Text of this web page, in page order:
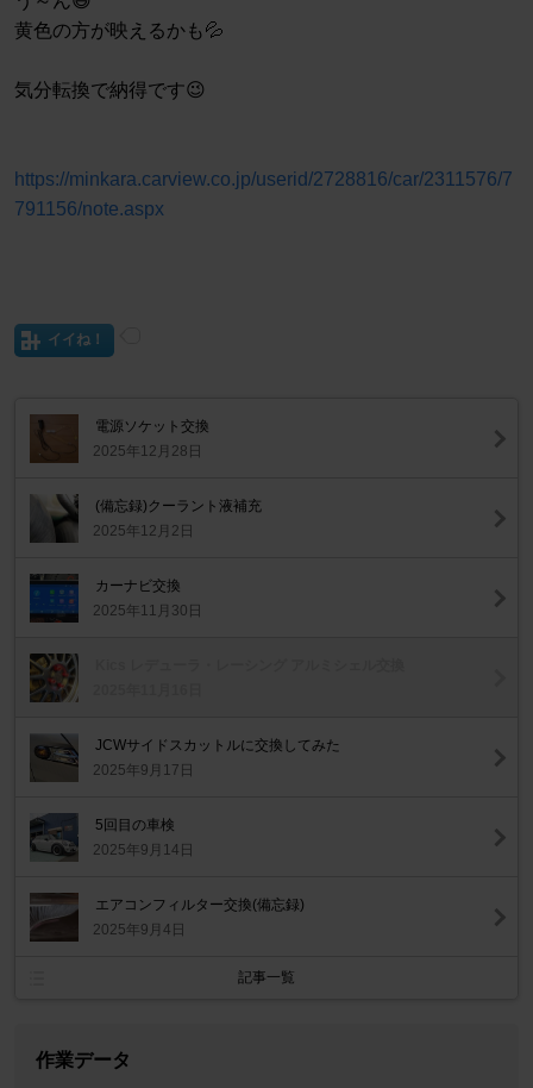
黄色の方が映えるかも💦
気分転換で納得です😉
https://minkara.carview.co.jp/userid/2728816/car/2311576/7
791156/note.aspx
イイね！
電源ソケット交換
2025年12月28日
(備忘録)クーラント液補充
2025年12月2日
カーナビ交換
2025年11月30日
JCWサイドスカットルに交換してみた
2025年9月17日
5回目の車検
2025年9月14日
エアコンフィルター交換(備忘録)
2025年9月4日
記事一覧
作業データ